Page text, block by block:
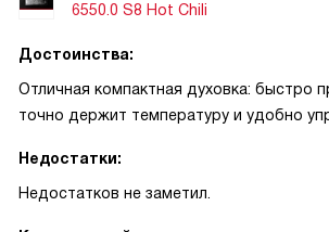
6550.0 S8 Hot Chili
Достоинства:
Отличная компактная духовка: быстро
точно держит температуру и удобно
Недостатки:
Недостатков не заметил.